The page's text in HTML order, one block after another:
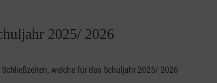
2025/ 2026
welche für das Schuljahr 2025/ 2026